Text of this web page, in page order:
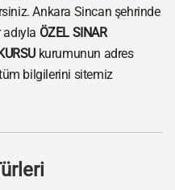
Ankara Sincan şehrinde
ÖZEL SINAR
kurumunun adres
bilgilerini sitemiz